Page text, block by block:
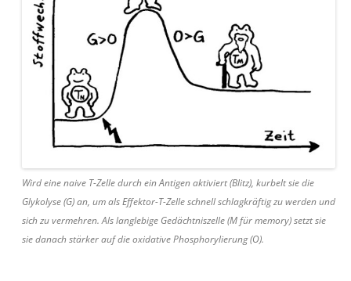
Wird eine naive T-Zelle durch ein Antigen aktiviert (Blitz), kurbelt sie die
Glykolyse (G) an, um als Effektor-T-Zelle schnell schlagkräftig zu werden und
sich zu vermehren. Als langlebige Gedächtniszelle (M für memory) setzt sie
sie danach stärker auf die oxidative Phosphorylierung (O).